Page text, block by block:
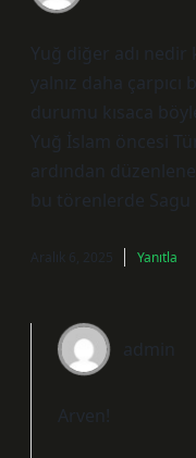
Yuğ diğer adı nedir
yalnız daha
durumu kısaca
Yuğ İslam öncesi
ardından
bu törenlerde Sagu
Aralık 6, 2025 Yanıtla
admin
Arven!